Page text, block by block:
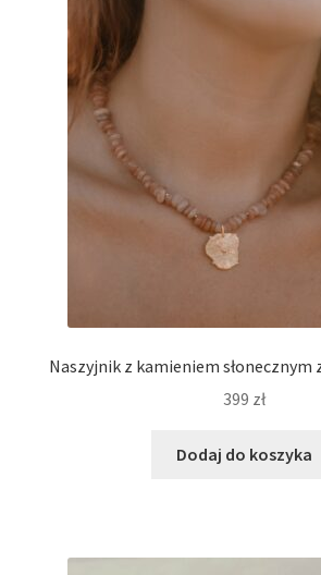
Naszyjnik z kamieniem słonecznym
399 zł
Dodaj do koszyka